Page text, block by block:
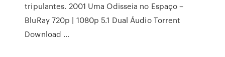
tripulantes. 2001 Uma Odisseia no Espaço –
BluRay 720p | 1080p 5.1 Dual Áudio Torrent
Download …